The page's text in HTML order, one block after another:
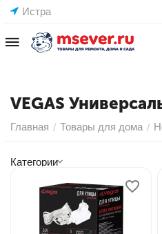
Истра
VEGAS
Главная / Товары для дома /
Категории